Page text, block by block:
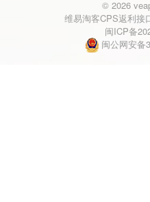
© 2026
维易淘客CPS返利
闽ICP备
闽公网安备